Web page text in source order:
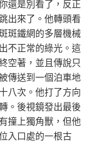
還是別看了，反正
出來了。他轉頭看
斑鐵網的多層機械
不正常的綠光。這
空著，並且傳說只
傳送到一個泊車地
八次。他打了方向
。後視鏡發出最後
撞上獨角獸，但他
入口處的一根古